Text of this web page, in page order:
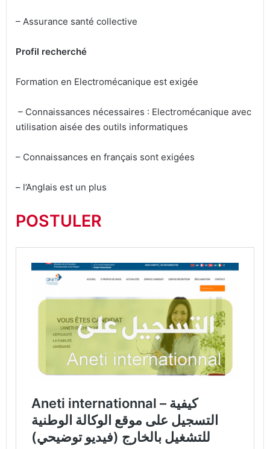
– Assurance santé collective
Profil recherché
Formation en Electromécanique est exigée
– Connaissances nécessaires : Electromécanique avec
utilisation aisée des outils informatiques
– Connaissances en français sont exigées
– l’Anglais est un plus
POSTULER